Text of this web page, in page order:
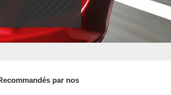
par nos